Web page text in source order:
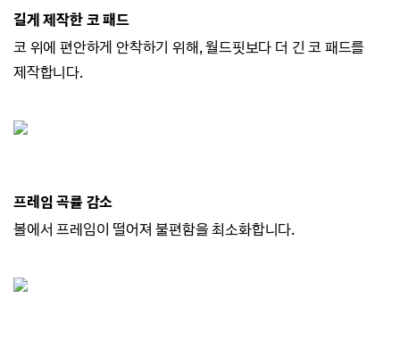
길게 제작한 코 패드
코 위에 편안하게 안착하기 위해, 월드핏보다 더 긴 코 패드를
제작합니다.
프레임 곡률 감소
볼에서 프레임이 떨어져 불편함을 최소화합니다.